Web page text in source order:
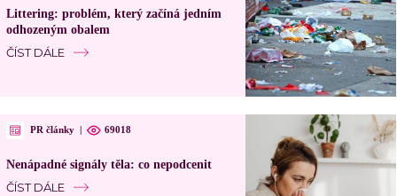
Littering: problém, který začíná jedním
odhozeným obalem
ČÍST DÁLE
PR články | 69018
Nenápadné signály těla: co nepodcenit
ČÍST DÁLE